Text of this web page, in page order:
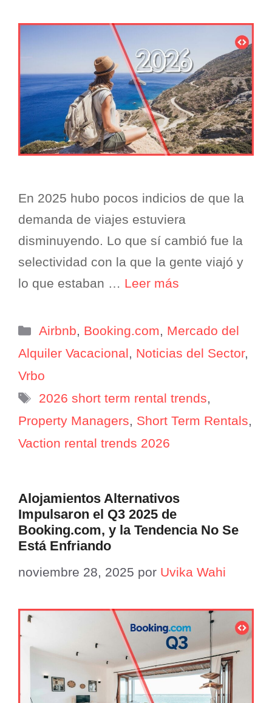
En 2025 hubo pocos indicios de que la
demanda de viajes estuviera
disminuyendo. Lo que sí cambió fue la
selectividad con la que la gente viajó y
lo que estaban … Leer más
Categorías
Airbnb, Booking.com, Mercado del
Alquiler Vacacional, Noticias del Sector,
Vrbo
Etiquetas
2026 short term rental trends,
Property Managers, Short Term Rentals,
Vaction rental trends 2026
Alojamientos Alternativos
Impulsaron el Q3 2025 de
Booking.com, y la Tendencia No Se
Está Enfriando
noviembre 28, 2025 por Uvika Wahi